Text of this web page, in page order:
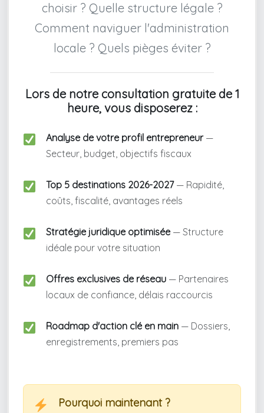
choisir ? Quelle structure légale ?
Comment naviguer l'administration
locale ? Quels pièges éviter ?
Lors de notre consultation gratuite de 1
heure, vous disposerez :
Analyse de votre profil entrepreneur —
Secteur, budget, objectifs fiscaux
Top 5 destinations 2026-2027 — Rapidité,
coûts, fiscalité, avantages réels
Stratégie juridique optimisée — Structure
idéale pour votre situation
Offres exclusives de réseau — Partenaires
locaux de confiance, délais raccourcis
Roadmap d'action clé en main — Dossiers,
enregistrements, premiers pas
Pourquoi maintenant ?